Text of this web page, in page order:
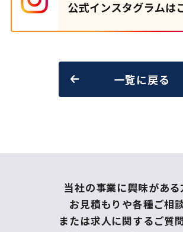
一覧に戻る
当社の事業に興味がある
お見積もりや各種ご相談
または求人に関するご質